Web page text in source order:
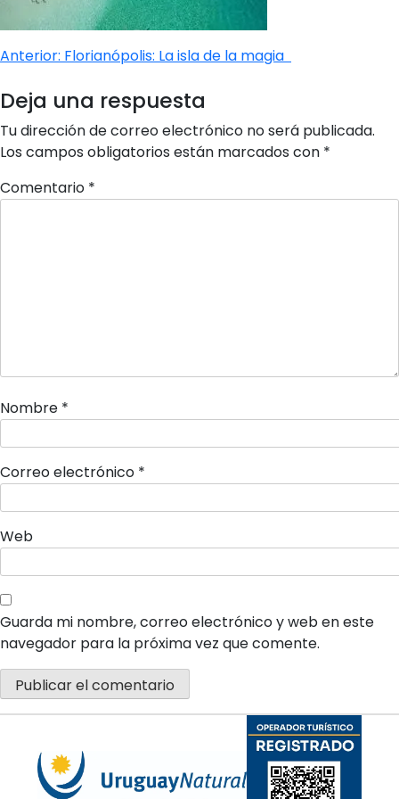
Navegación
entradas
Anterior: Florianópolis: La isla de la magia
Deja una respuesta
Tu dirección de correo electrónico no será publicada.
Los campos obligatorios están marcados con *
Comentario *
Nombre *
Correo electrónico *
Web
Guarda mi nombre, correo electrónico y web en este
navegador para la próxima vez que comente.
Tu carrito está vacío.
Agregá un producto y aparecerá acá